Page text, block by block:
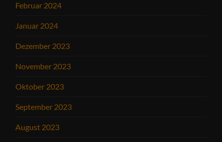
Februar 2024
Januar 2024
Dezember 2023
November 2023
Oktober 2023
September 2023
August 2023